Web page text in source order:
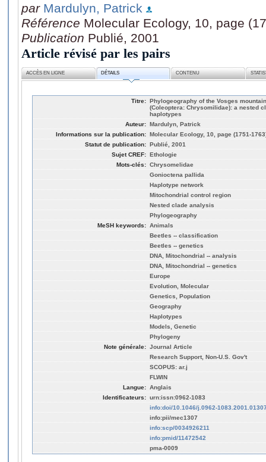
par Mardulyn, Patrick
Référence Molecular Ecology, 10, page
Publication Publié, 2001
Article révisé par les pairs
ACCÈS EN LIGNE DÉTAILS CONTENU
Titre: Phylogeography of the Vosges
(Coleoptera: Chrysomilidae): a nested
haplotypes
Auteur: Mardulyn, Patrick
Informations sur la publication: Molecular Ecology, 10, page (1751-
Statut de publication: Publié, 2001
Sujet CREF: Ethologie
Mots-clés: Chrysomelidae
Gonioctena pallida
Haplotype network
Mitochondrial control region
Nested clade analysis
Phylogeography
MeSH keywords: Animals
Beetles -- classification
Beetles -- genetics
DNA, Mitochondrial -- analysis
DNA, Mitochondrial -- genetics
Europe
Evolution, Molecular
Genetics, Population
Geography
Haplotypes
Models, Genetic
Phylogeny
Note générale: Journal Article
Research Support, Non-U.S. Gov't
SCOPUS: ar.j
FLWIN
Langue: Anglais
Identificateurs: urn:issn:0962-1083
info:doi/10.1046/j.0962-
info:pii/mec1307
info:scp/0034926211
info:pmid/11472542
pma-0009